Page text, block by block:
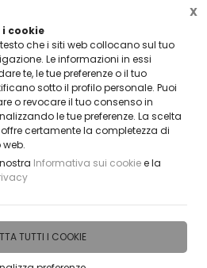
i cookie
che i siti web collocano sul tuo
Le informazioni in essi
te, le tue preferenze o il tuo
sotto il profilo personale. Puoi
o revocare il tuo consenso in
le tue preferenze. La scelta
certamente la completezza di
Informativa sui cookiee la
TUTTI I COOKIE
X
UN NOSTRO RIVENDITORE?
CONTATTACI
LAMPADE LED IN PLEXIGLASS | NIGHT LIGHT